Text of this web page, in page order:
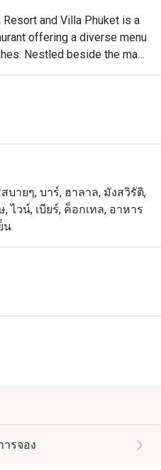
and Villa Phuket is a
offering a diverse menu
Nestled beside the main
yet elegant setting
Guests can enjoy a buffet
poolside ambiance adds
บายๆ, บาร์, ฮาลาล, มังสวิรัติ,
ไวน์, เบียร์, ค็อกเทล, อาหาร
น
รจอง